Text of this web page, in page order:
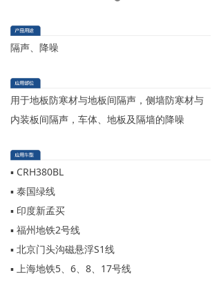
隔声、降噪
用于地板防寒材与地板间隔声，侧墙防寒材与
内装板间隔声，车体、地板及隔墙的降噪
▪ CRH380BL
▪ 泰国绿线
▪ 印度新孟买
▪ 福州地铁2号线
▪ 北京门头沟磁悬浮S1线
▪ 上海地铁5、6、8、17号线